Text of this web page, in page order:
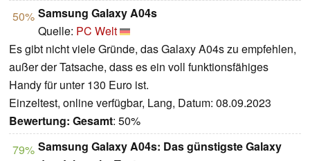
50% Samsung Galaxy A04s
Quelle: PC Welt
Es gibt nicht viele Gründe, das Galaxy A04s zu empfehlen,
außer der Tatsache, dass es ein voll funktionsfähiges
Handy für unter 130 Euro ist.
Einzeltest, online verfügbar, Lang, Datum: 08.09.2023
Bewertung: Gesamt: 50%
79% Samsung Galaxy A04s: Das günstigste Galaxy